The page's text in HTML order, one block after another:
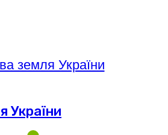
земля України
України